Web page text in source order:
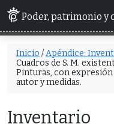
Poder, patrimonio y
Inicio /Apéndice:
Cuadros de S. M.
Pinturas, con
autor y medidas.
Inventario